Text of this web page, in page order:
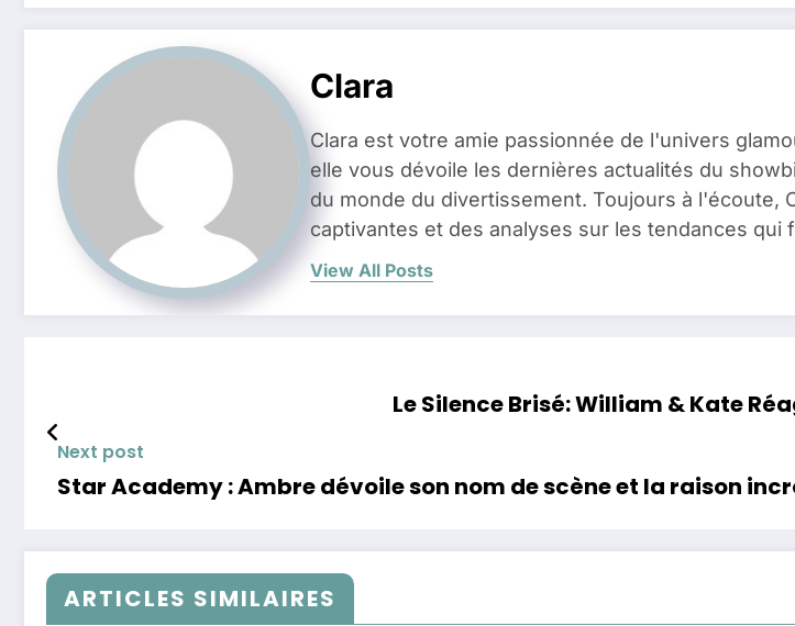
Clara
Clara est votre amie passionnée de l'univers
elle vous dévoile les dernières actualités du
du monde du divertissement. Toujours à l'écoute,
captivantes et des analyses sur les tendances qui
View All Posts
Le Silence Brisé: William & Kate
Next post
Star Academy : Ambre dévoile son nom de scène et la raison
ARTICLES SIMILAIRES